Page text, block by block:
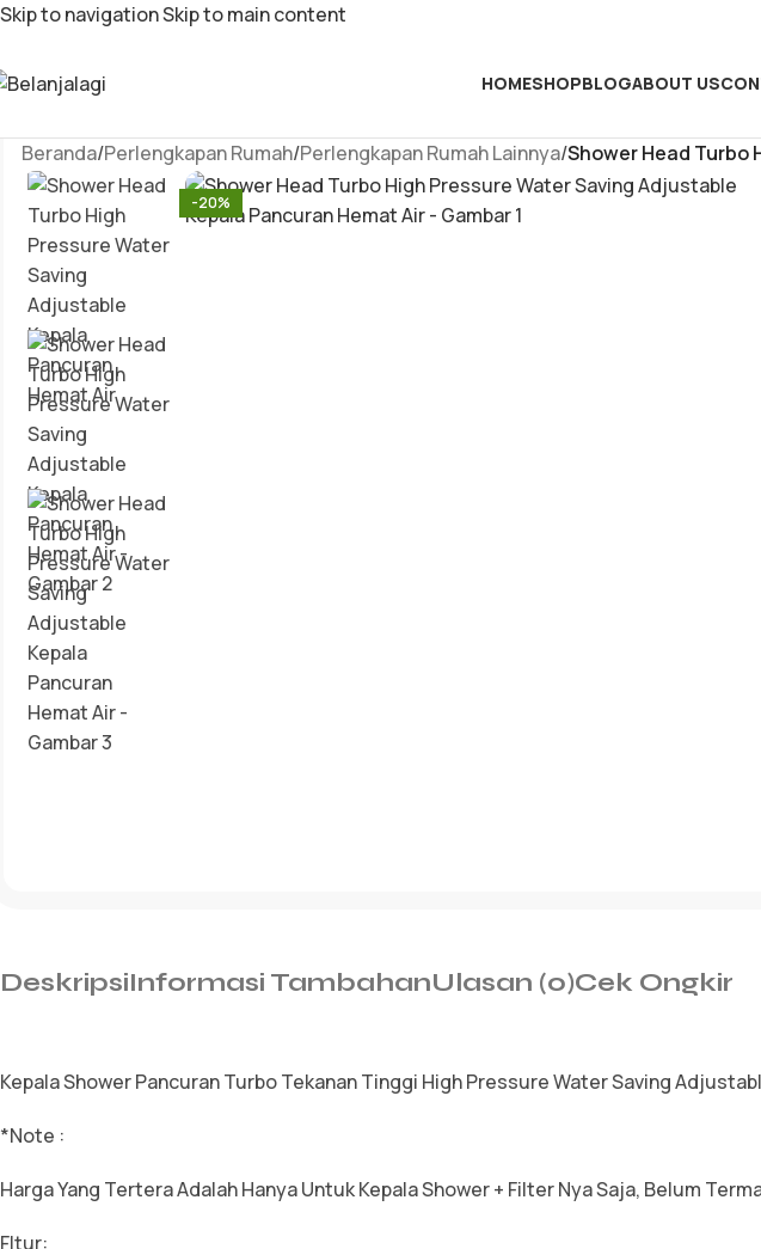
Skip to navigationSkip to main content
HOMESHOPBLOGABOUT US
Beranda/Perlengkapan Rumah/Perlengkapan Rumah Lainnya/Shower Head Turbo
-20%
DeskripsiInformasi TambahanUlasan (0)Cek Ongkir
Kepala Shower Pancuran Turbo Tekanan Tinggi High Pressure Water Saving
*Note :
Harga Yang Tertera Adalah Hanya Untuk Kepala Shower + Filter Nya Saja, Belum
FItur: